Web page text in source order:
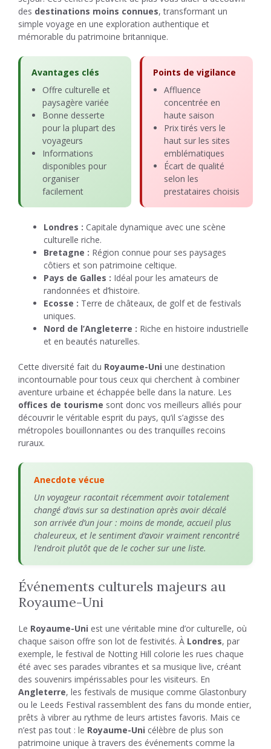
des destinations moins connues, transformant un
simple voyage en une exploration authentique et
mémorable du patrimoine britannique.
Avantages clés
Offre culturelle et
paysagère variée
Bonne desserte
pour la plupart des
voyageurs
Informations
disponibles pour
organiser
facilement
Points de vigilance
Affluence
concentrée en
haute saison
Prix tirés vers le
haut sur les sites
emblématiques
Écart de qualité
selon les
prestataires choisis
Londres : Capitale dynamique avec une scène
culturelle riche.
Bretagne : Région connue pour ses paysages
côtiers et son patrimoine celtique.
Pays de Galles : Idéal pour les amateurs de
randonnées et d’histoire.
Ecosse : Terre de châteaux, de golf et de festivals
uniques.
Nord de l’Angleterre : Riche en histoire industrielle
et en beautés naturelles.
Cette diversité fait du Royaume-Uni une destination
incontournable pour tous ceux qui cherchent à combiner
aventure urbaine et échappée belle dans la nature. Les
offices de tourisme sont donc vos meilleurs alliés pour
découvrir le véritable esprit du pays, qu’il s’agisse des
métropoles bouillonnantes ou des tranquilles recoins
ruraux.
Anecdote vécue
Un voyageur racontait récemment avoir totalement
changé d’avis sur sa destination après avoir décalé
son arrivée d’un jour : moins de monde, accueil plus
chaleureux, et le sentiment d’avoir vraiment rencontré
l’endroit plutôt que de le cocher sur une liste.
Événements culturels majeurs au
Royaume-Uni
Le Royaume-Uni est une véritable mine d’or culturelle, où
chaque saison offre son lot de festivités. À Londres, par
exemple, le festival de Notting Hill colorie les rues chaque
été avec ses parades vibrantes et sa musique live, créant
des souvenirs impérissables pour les visiteurs. En
Angleterre, les festivals de musique comme Glastonbury
ou le Leeds Festival rassemblent des fans du monde entier,
prêts à vibrer au rythme de leurs artistes favoris. Mais ce
n’est pas tout : le Royaume-Uni célèbre de plus son
patrimoine unique à travers des événements comme la